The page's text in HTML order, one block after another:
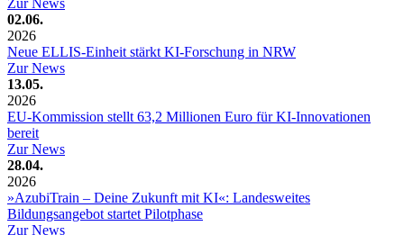
02.06.
2026
Neue ELLIS-Einheit stärkt KI-Forschung in NRW
Zur News
13.05.
2026
EU-Kommission stellt 63,2 Millionen Euro für KI-Innovationen
bereit
Zur News
28.04.
2026
»AzubiTrain – Deine Zukunft mit KI«: Landesweites
Bildungsangebot startet Pilotphase
Zur News